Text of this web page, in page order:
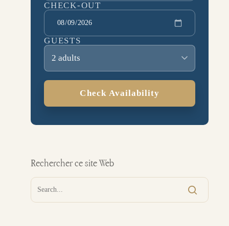
CHECK-OUT
GUESTS
2 adults
Check Availability
Rechercher ce site Web